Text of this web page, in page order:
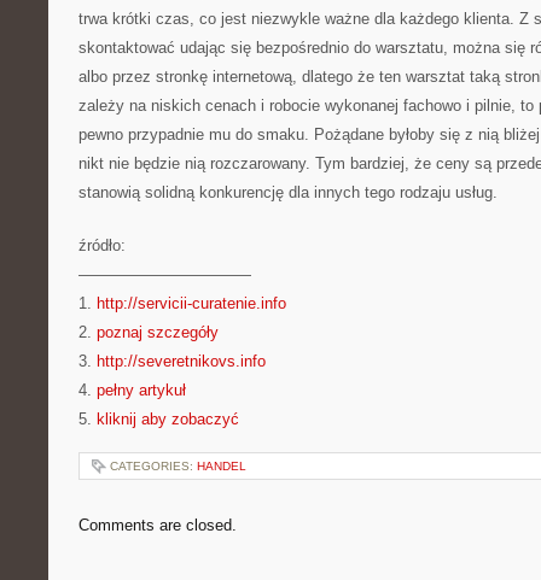
trwa krótki czas, co jest niezwykle ważne dla każdego klienta. Z
skontaktować udając się bezpośrednio do warsztatu, można się
albo przez stronkę internetową, dlatego że ten warsztat taką
zależy na niskich cenach i robocie wykonanej fachowo i pilnie, to
pewno przypadnie mu do smaku. Pożądane byłoby się z nią
nikt nie będzie nią rozczarowany. Tym bardziej, że ceny są
stanowią solidną konkurencję dla innych tego rodzaju usług.
źródło:
———————————
1. http://servicii-curatenie.info
2. poznaj szczegóły
3. http://severetnikovs.info
4. pełny artykuł
5. kliknij aby zobaczyć
CATEGORIES: HANDEL
Comments are closed.